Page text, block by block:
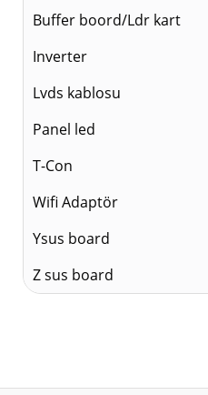
Buffer boord/Ldr kart
Inverter
Lvds kablosu
Panel led
T-Con
Wifi Adaptör
Ysus board
Z sus board